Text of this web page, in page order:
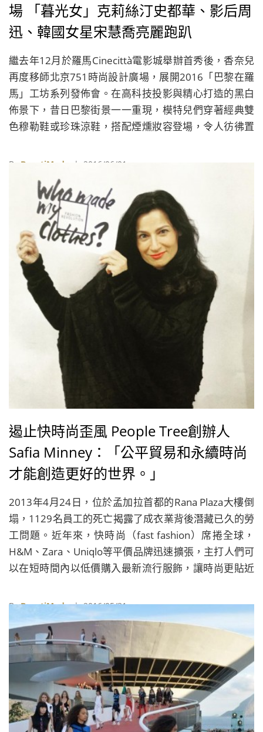
場 「暮光女」克莉絲汀史都華、影后周
迅、韓國女星宋慧喬亮麗跑趴
繼去年12月於羅馬Cinecittà電影城舉辦首秀後，香奈兒
再度移師北京751時尚設計廣場，展開2016「巴黎在羅
馬」工坊系列發佈會。在高科技投影與精心打造的黑白
佈景下，昔日巴黎街景一一重現，模特兒們穿著經典雙
色穆勒鞋或珍珠涼鞋，搭配煙燻妝容登場，令人彷彿置
By BeautiMode | 2016/06/01
遏止快時尚歪風 People Tree創辦人
Safia Minney：「公平貿易和永續時尚
才能創造更好的世界。」
2013年4月24日，位於孟加拉首都的Rana Plaza大樓倒
塌，1129名員工的死亡揭露了成衣業背後潛藏已久的勞
工問題。近年來，快時尚（fast fashion）席捲全球，
H&M、Zara、Uniqlo等平價品牌迅速擴張，主打人們可
以在短時間內以低價購入最新流行服飾，讓時尚更貼近
的目的，品牌製造商不得不將工程外包給發展中國家，
這項看似理所當然的決策卻使時尚產業蒙上一層陰影，
在不透明的生產鏈中，童工、超時等的漠視勞工權益的
情形層出不窮。
ByBeautiMode| 2016/05/31